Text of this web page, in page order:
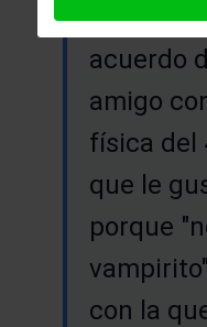
No
acuerdo
amigo
física del
que le
porque
con la